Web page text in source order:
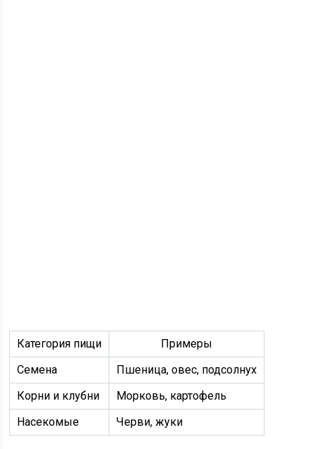
Категория пищи
Примеры
Семена
Пшеница, овес, подсолнух
Корни и клубни
Морковь, картофель
Насекомые
Черви, жуки